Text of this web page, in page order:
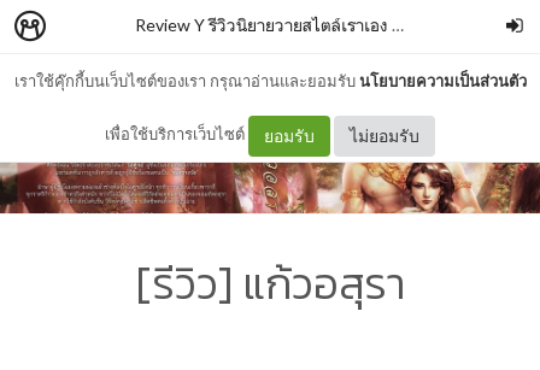
เราใช้คุ๊กกี้บนเว็บไซต์ของเรา กรุณาอ่านและยอมรับนโยบายความเป็นส่วนตัว
เพื่อใช้บริการเว็บไซต์ ยอมรับ ไม่ยอมรับ
Review Y รีวิวนิยายวายสไตล์เราเอง
[รีวิว] แก้วอสุรา